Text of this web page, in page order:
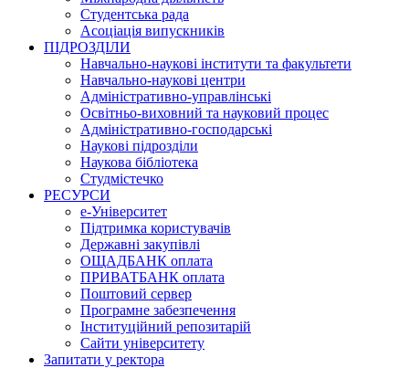
Студентська рада
Асоціація випускників
ПІДРОЗДІЛИ
Навчально-наукові інститути та факультети
Навчально-наукові центри
Адміністративно-управлінські
Освітньо-виховний та науковий процес
Адміністративно-господарські
Наукові підрозділи
Наукова бібліотека
Студмістечко
РЕСУРСИ
е-Університет
Підтримка користувачів
Державні закупівлі
ОЩАДБАНК оплата
ПРИВАТБАНК оплата
Поштовий сервер
Програмне забезпечення
Інституційний репозитарій
Сайти університету
Запитати у ректора